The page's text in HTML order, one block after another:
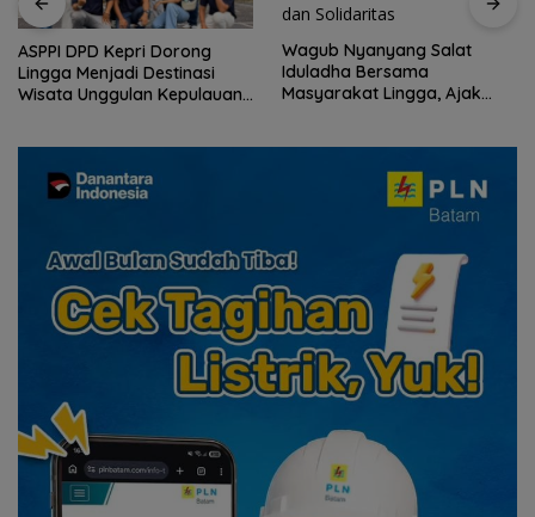
ASPPI DPD Kepri Dorong
Lingga Menjadi Destinasi
Wisata Unggulan Kepulauan
Wagub Nyanyang Salat
Iduladha Bersama
Masyarakat Lingga, Ajak